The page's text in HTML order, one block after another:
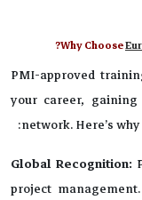
Why Choose
PMI-approved
your career,
network. Here’s
Global Recognition:
project